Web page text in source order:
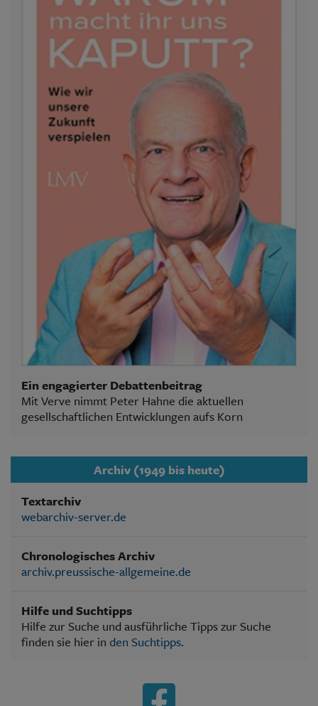
Ein engagierter Debattenbeitrag
Mit Verve nimmt Peter Hahne die aktuellen
gesellschaftlichen Entwicklungen aufs Korn
Archiv (1949 bis heute)
Textarchiv
webarchiv-server.de
Chronologisches Archiv
archiv.preussische-allgemeine.de
Hilfe und Suchtipps
Hilfe zur Suche und ausführliche Tipps zur Suche
finden sie hier in den Suchtipps.